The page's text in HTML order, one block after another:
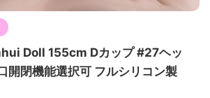
Doll 155cm Dカップ #27ヘッ
開閉機能選択可 フルシリコン製